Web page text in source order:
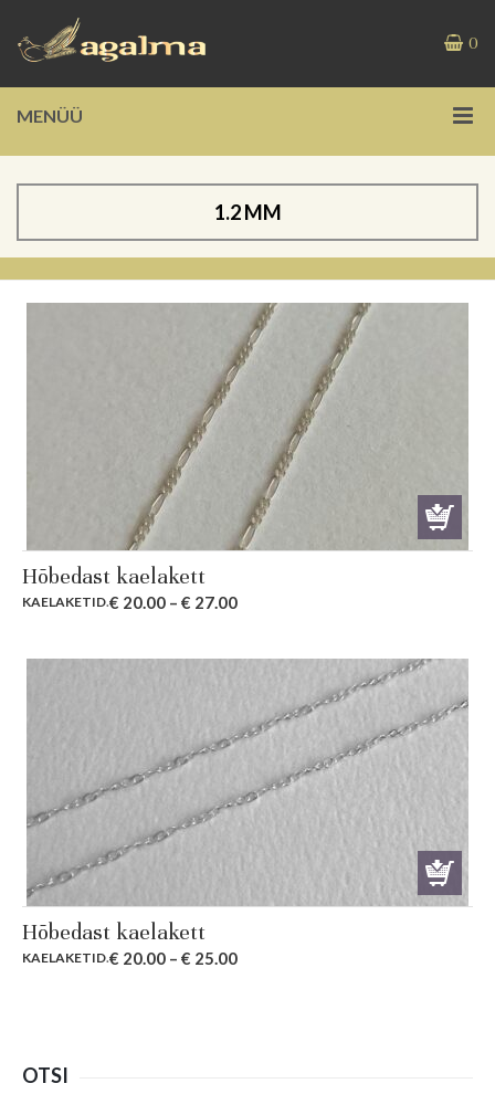
0
MENÜÜ
1.2 MM
Hõbedast kaelakett
KAELAKETID.€ 20.00 – € 27.00
Hõbedast kaelakett
KAELAKETID.€ 20.00 – € 25.00
OTSI